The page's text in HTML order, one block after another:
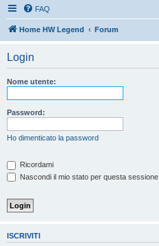
FAQ
Home HW Legend Forum
Login
Nome utente:
Password:
Ho dimenticato la password
Ricordami
Nascondi il mio stato per questa sessione
ISCRIVITI